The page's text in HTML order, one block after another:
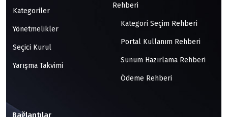
Kategoriler
Yönetmelikler
Seçici Kurul
Yarışma Takvimi
Rehberi
Kategori Seçim Rehberi
Portal Kullanım Rehberi
Sunum Hazırlama Rehberi
Ödeme Rehberi
Bağlantılar